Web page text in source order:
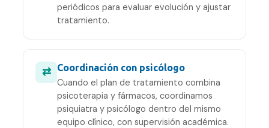
periódicos para evaluar evolución y ajustar
tratamiento.
⇄
Coordinación con psicólogo
Cuando el plan de tratamiento combina
psicoterapia y fármacos, coordinamos
psiquiatra y psicólogo dentro del mismo
equipo clínico, con supervisión académica.